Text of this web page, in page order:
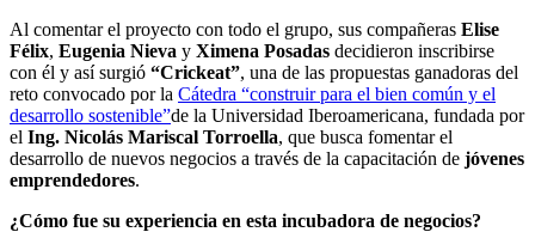
Al comentar el proyecto con todo el grupo, sus compañeras Elise
Félix, Eugenia Nieva y Ximena Posadas decidieron inscribirse
con él y así surgió “Crickeat”, una de las propuestas ganadoras del
reto convocado por la Cátedra “construir para el bien común y el
desarrollo sostenible”de la Universidad Iberoamericana, fundada por
el Ing. Nicolás Mariscal Torroella, que busca fomentar el
desarrollo de nuevos negocios a través de la capacitación de jóvenes
emprendedores.
¿Cómo fue su experiencia en esta incubadora de negocios?